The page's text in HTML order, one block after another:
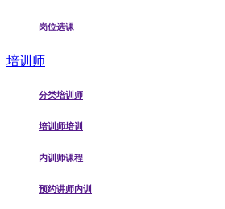
岗位选课
培训师
分类培训师
培训师培训
内训师课程
预约讲师内训